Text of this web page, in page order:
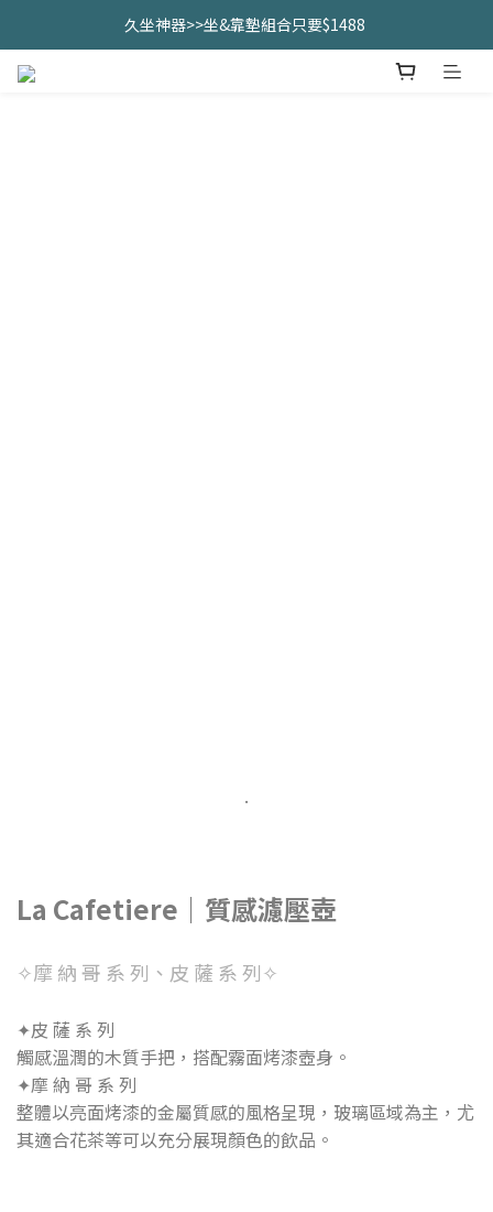
久坐神器>>坐&靠墊組合只要$1488
久坐神器>>坐&靠墊組合只要$1488
.
La Cafetiere｜質感濾壓壺
✧摩 納 哥 系 列、皮 薩 系 列✧
✦皮 薩 系 列
觸感溫潤的木質手把，搭配霧面烤漆壺身。
✦摩 納 哥 系 列
整體以亮面烤漆的金屬質感的風格呈現，玻璃區域為主，尤
其適合花茶等可以充分展現顏色的飲品。